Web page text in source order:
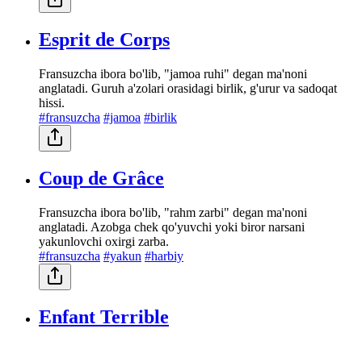
Esprit de Corps
Fransuzcha ibora bo'lib, "jamoa ruhi" degan ma'noni
anglatadi. Guruh a'zolari orasidagi birlik, g'urur va sadoqat
hissi.
#fransuzcha #jamoa #birlik
Coup de Grâce
Fransuzcha ibora bo'lib, "rahm zarbi" degan ma'noni
anglatadi. Azobga chek qo'yuvchi yoki biror narsani
yakunlovchi oxirgi zarba.
#fransuzcha #yakun #harbiy
Enfant Terrible